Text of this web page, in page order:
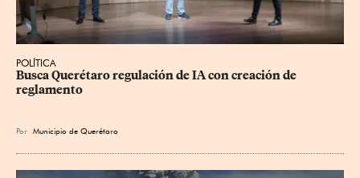
POLÍTICA
Busca Querétaro regulación de IA con creación de
reglamento
Por Municipio de Querétaro